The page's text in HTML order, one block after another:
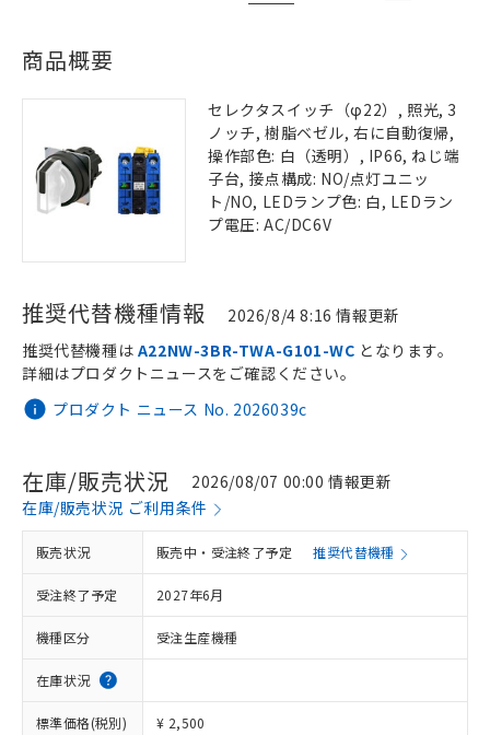
商品概要
セレクタスイッチ（φ22）, 照光, 3
ノッチ, 樹脂ベゼル, 右に自動復帰,
操作部色: 白（透明）, IP66, ねじ端
子台, 接点構成: NO/点灯ユニッ
ト/NO, LEDランプ色: 白, LEDラン
プ電圧: AC/DC6V
推奨代替機種情報 2026/8/4 8:16 情報更新
プロダクト ニュース No. 2026039c
推奨代替機種は A22NW-3BR-TWA-G101-WC となります。
詳細はプロダクトニュースをご確認ください。
在庫/販売状況
2026/08/07 00:00 情報更新
在庫/販売状況 ご利用条件
販売状況 販売中・受注終了予定 推奨代替機種
受注終了予定 2027年6月
機種区分 受注生産機種
在庫状況
標準価格(税別) ¥ 2,500